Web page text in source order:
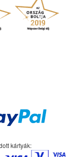
kártyák: